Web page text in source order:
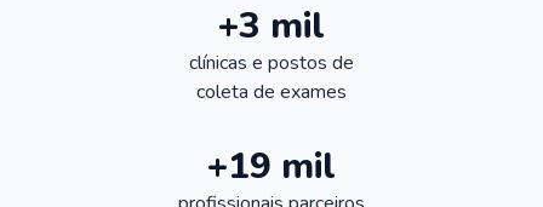
+3 mil
clínicas e postos de
coleta de exames
+19 mil